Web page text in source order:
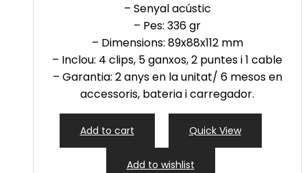
– Senyal acústic
– Pes: 336 gr
– Dimensions: 89x88x112 mm
– Inclou: 4 clips, 5 ganxos, 2 puntes i 1 cable
– Garantia: 2 anys en la unitat/ 6 mesos en
accessoris, bateria i carregador.
Add to cart Quick View
Add to wishlist